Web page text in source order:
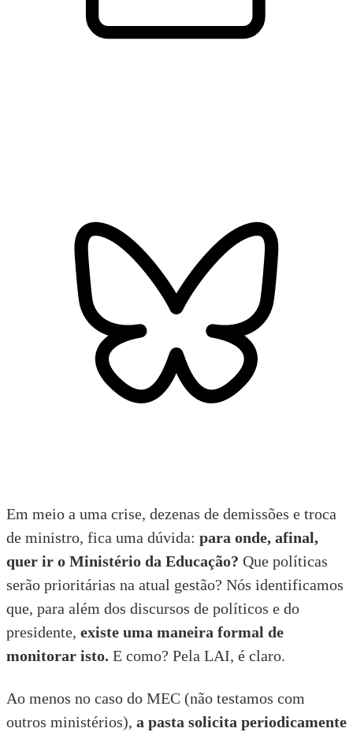
Em meio a uma crise, dezenas de demissões e troca
de ministro, fica uma dúvida: para onde, afinal,
quer ir o Ministério da Educação? Que políticas
serão prioritárias na atual gestão? Nós identificamos
que, para além dos discursos de políticos e do
presidente, existe uma maneira formal de
monitorar isto. E como? Pela LAI, é claro.
Ao menos no caso do MEC (não testamos com
outros ministérios), a pasta solicita periodicamente